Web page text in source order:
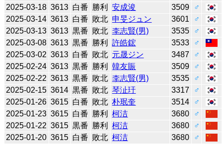
2025-03-18 3613 白番 勝利 安成浚 3509
♂
2025-03-14 3613 白番 敗北 申旻ジュン 3601
♂
2025-03-13 3613 黒番 敗北 李志賢(男) 3535
♂
2025-03-08 3613 黒番 勝利 許皓鋐 3533
♂
2025-03-02 3613 白番 敗北 元晟ジン 3487
♂
2025-02-24 3613 黒番 勝利 韓友賑 3509
♂
2025-02-22 3613 黒番 敗北 李志賢(男) 3535
♂
2025-02-15 3614 黒番 敗北 琴沚玗 3317
♂
2025-01-26 3615 白番 敗北 朴珉奎 3514
♂
2025-01-23 3615 白番 勝利 柯洁 3680
♂
2025-01-22 3615 黒番 勝利 柯洁 3680
♂
2025-01-20 3615 白番 敗北 柯洁 3680
♂